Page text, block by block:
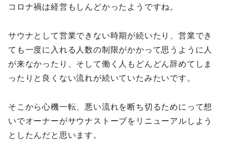
コロナ禍は経営もしんどかったようですね。
サウナとして営業できない時期が続いたり、営業でき
ても一度に入れる人数の制限がかかって思うように人
が来なかったり、そして働く人もどんどん辞めてしま
ったりと良くない流れが続いていたみたいです。
そこから心機一転、悪い流れを断ち切るためにって想
いでオーナーがサウナストーブをリニューアルしよう
としたんだと思います。